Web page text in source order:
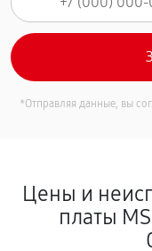
*Отправляя данные, вы
Цены и
платы